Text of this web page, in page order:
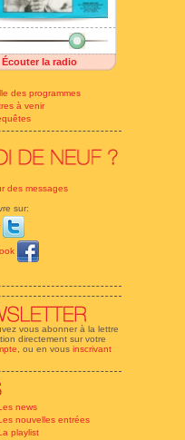
Écouter la radio
des programmes
à venir
des messages
sur:
vous abonner à la lettre
directement sur votre
, ou en vous inscrivant
news
nouvelles entrées
playlist